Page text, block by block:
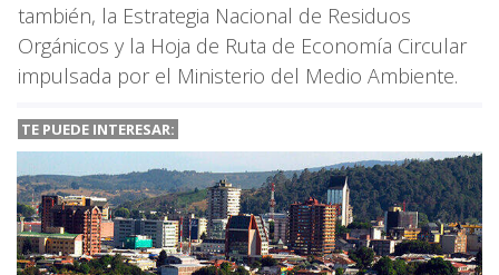
también, la Estrategia Nacional de Residuos
Orgánicos y la Hoja de Ruta de Economía Circular
impulsada por el Ministerio del Medio Ambiente.
TE PUEDE INTERESAR: